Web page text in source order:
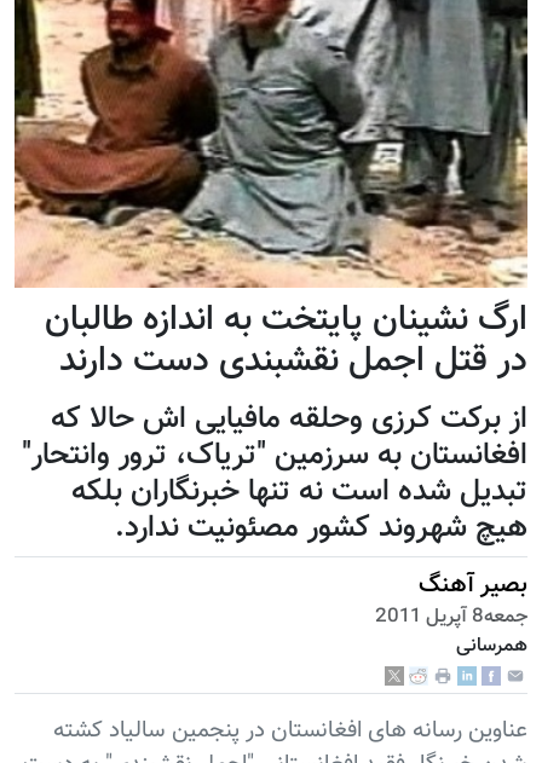
ارگ نشینان پایتخت به اندازه طالبان
در قتل اجمل نقشبندی دست دارند
از برکت کرزی وحلقه مافیایی اش حالا که
افغانستان به سرزمین "تریاک، ترور وانتحار"
تبدیل شده است نه تنها خبرنگاران بلکه
هیچ شهروند کشور مصئونیت ندارد.
بصیر آهنگ
جمعه8 آپریل 2011
همرسانی
عناوین رسانه های افغانستان در پنجمین سالیاد کشته